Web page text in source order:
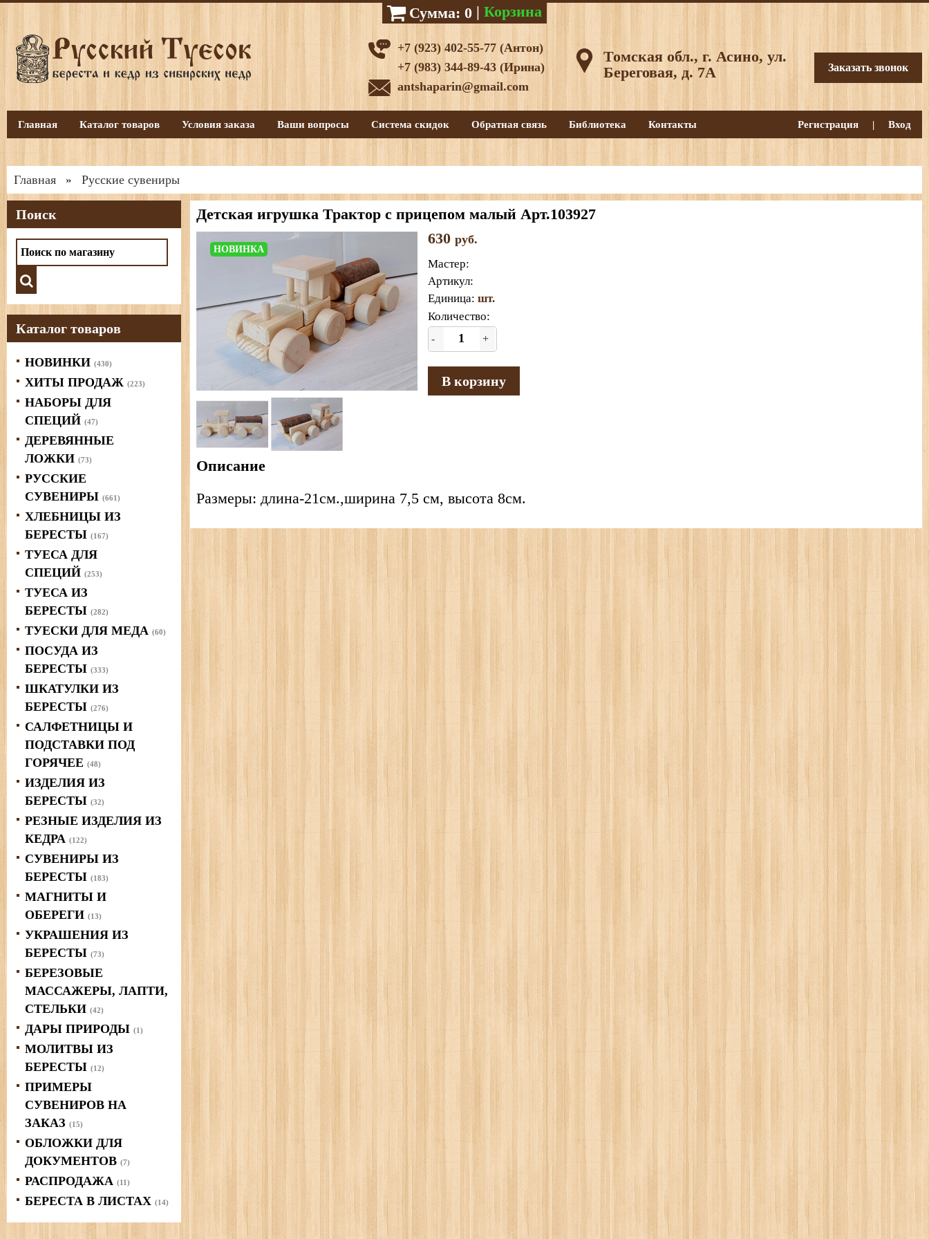
Сумма: 0 | Корзина
Главная Каталог товаров Условия заказа Ваши вопросы Система скидок Обратная связь Библиотека Контакты Регистрация | Вход
+7 (923) 402-55-77 (Антон)
+7 (983) 344-89-43 (Ирина)
antshaparin@gmail.com
Томская обл., г. Асино, ул.
Береговая, д. 7А
Заказать звонок
Главная » Русские сувениры
Детская игрушка Трактор с прицепом малый Арт.103927
НОВИНКА
630 руб.
Мастер:
Артикул:
Единица: шт.
Количество:
- +
В корзину
Описание
Размеры: длина-21см.,ширина 7,5 см, высота 8см.
Поиск
Каталог товаров
НОВИНКИ (430)
ХИТЫ ПРОДАЖ (223)
НАБОРЫ ДЛЯ
СПЕЦИЙ (47)
ДЕРЕВЯННЫЕ
ЛОЖКИ (73)
РУССКИЕ
СУВЕНИРЫ (661)
ХЛЕБНИЦЫ ИЗ
БЕРЕСТЫ (167)
ТУЕСА ДЛЯ
СПЕЦИЙ (253)
ТУЕСА ИЗ
БЕРЕСТЫ (282)
ТУЕСКИ ДЛЯ МЕДА (60)
ПОСУДА ИЗ
БЕРЕСТЫ (333)
ШКАТУЛКИ ИЗ
БЕРЕСТЫ (276)
САЛФЕТНИЦЫ И
ПОДСТАВКИ ПОД
ГОРЯЧЕЕ (48)
ИЗДЕЛИЯ ИЗ
БЕРЕСТЫ (32)
РЕЗНЫЕ ИЗДЕЛИЯ ИЗ
КЕДРА (122)
СУВЕНИРЫ ИЗ
БЕРЕСТЫ (183)
МАГНИТЫ И
ОБЕРЕГИ (13)
УКРАШЕНИЯ ИЗ
БЕРЕСТЫ (73)
БЕРЕЗОВЫЕ
МАССАЖЕРЫ, ЛАПТИ,
СТЕЛЬКИ (42)
ДАРЫ ПРИРОДЫ (1)
МОЛИТВЫ ИЗ
БЕРЕСТЫ (12)
ПРИМЕРЫ
СУВЕНИРОВ НА
ЗАКАЗ (15)
ОБЛОЖКИ ДЛЯ
ДОКУМЕНТОВ (7)
РАСПРОДАЖА (11)
БЕРЕСТА В ЛИСТАХ (14)